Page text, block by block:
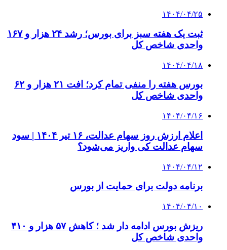
۱۴۰۴/۰۴/۲۵
ثبت یک هفته سبز برای بورس؛ رشد ۲۴ هزار و ۱۶۷
واحدی شاخص کل
۱۴۰۴/۰۴/۱۸
بورس هفته را منفی تمام کرد؛ افت ۲۱ هزار و ۶۲
واحدی شاخص کل
۱۴۰۴/۰۴/۱۶
اعلام ارزش روز سهام عدالت، ۱۶ تیر ۱۴۰۴ | سود
سهام عدالت کی واریز می‌شود؟
۱۴۰۴/۰۴/۱۲
برنامه دولت برای حمایت از بورس
۱۴۰۴/۰۴/۱۰
ریزش بورس ادامه دار شد ؛ کاهش ۵۷ هزار و ۴۱۰
واحدی شاخص کل